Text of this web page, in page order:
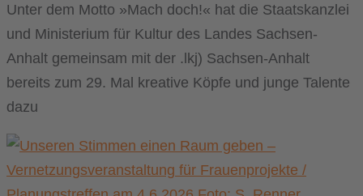
Unter dem Motto »Mach doch!« hat die Staatskanzlei
und Ministerium für Kultur des Landes Sachsen-
Anhalt gemeinsam mit der .lkj) Sachsen-Anhalt
bereits zum 29. Mal kreative Köpfe und junge Talente
dazu